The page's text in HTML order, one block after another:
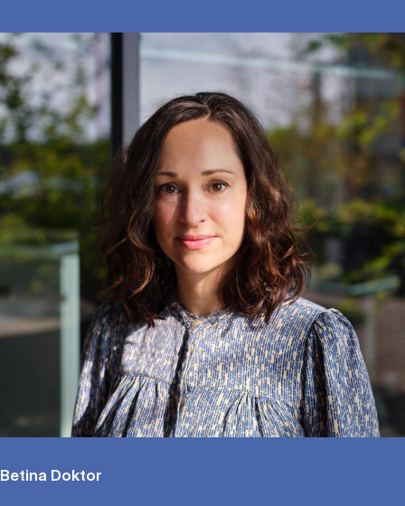
Betina Doktor